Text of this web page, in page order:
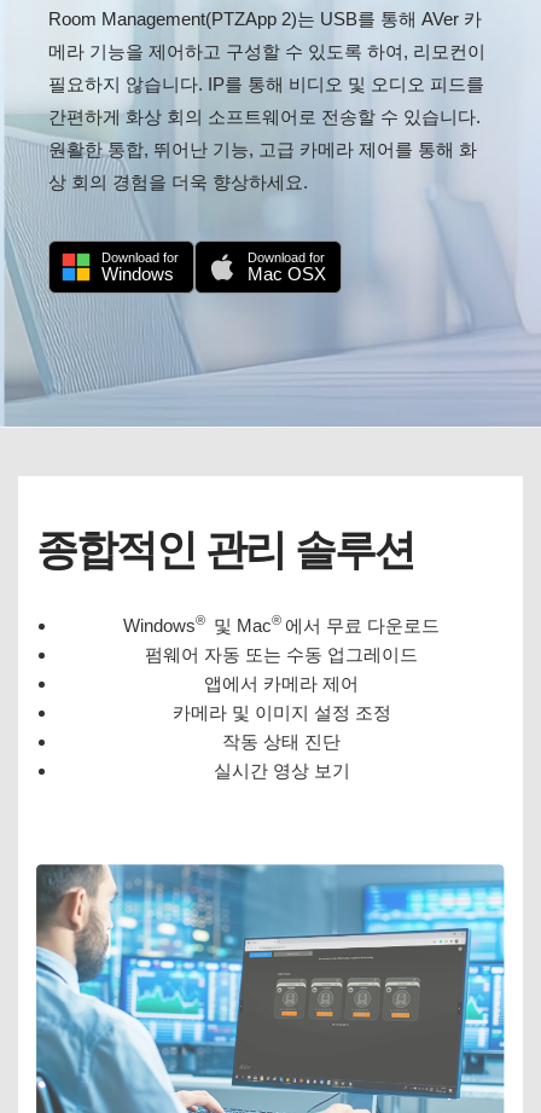
Room Management(PTZApp 2)는 USB를 통해 AVer 카
메라 기능을 제어하고 구성할 수 있도록 하여, 리모컨이
필요하지 않습니다. IP를 통해 비디오 및 오디오 피드를
간편하게 화상 회의 소프트웨어로 전송할 수 있습니다.
원활한 통합, 뛰어난 기능, 고급 카메라 제어를 통해 화
상 회의 경험을 더욱 향상하세요.
Download for
Windows
Download for
Mac OSX
종합적인 관리 솔루션
Windows® 및 Mac® 에서 무료 다운로드
펌웨어 자동 또는 수동 업그레이드
앱에서 카메라 제어
카메라 및 이미지 설정 조정
작동 상태 진단
실시간 영상 보기